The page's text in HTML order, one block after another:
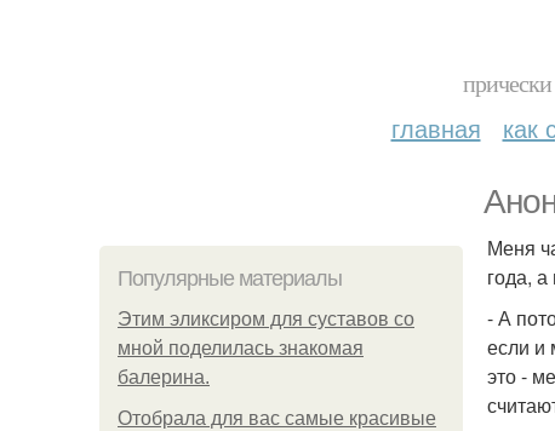
главная как
Популярные материалы
Этим эликсиром для суставов со
мной поделилась знакомая
балерина.
Отобрала для вас самые красивые
Меня
года,
- А
если и
это -